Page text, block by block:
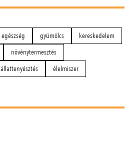
egészség gyümölcs
kereskedelem
növénytermesztés
állattenyésztés élelmiszer